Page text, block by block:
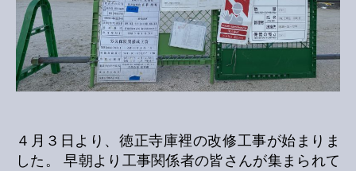
４月３日より、徳正寺庫裡の改修工事が始まりま
した。 早朝より工事関係者の皆さんが集まられて